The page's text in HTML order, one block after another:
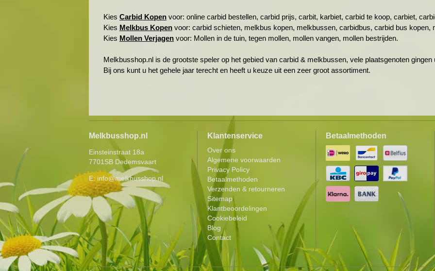
Kies Carbid Kopen voor: online carbid bestellen, carbid prijs, carbit, karbiet, carbid te koop, carbiet,
Kies Melkbus Kopen voor: carbid schieten, melkbus kopen, melkbussen, carbidbus, carbid bus kopen,
Kies Mollen Verjagen voor: Mollen in de tuin, tegen mollen, mollen vangen, mollen bestrijden.
Melkbusshop.nl is de grootste speler op het gebied van carbid & melkbussen, vele plaatsgenoten gingen
Bij ons kunt u het gehele jaar terecht en heeft u keuze uit een zeer groot assortiment.
Melkbusshop.nl
Einsteinstraat 18a
7701SB Dedemsvaart
E: info@melkbusshop.nl
Klantenservice
Over ons
Algemene voorwaarden
Privacy Policy
Betaalmethoden
Verzenden & retourneren
Sitemap
Klantbeoordelingen
Cookiebeleid
Blog
Contact
Betaalmethoden